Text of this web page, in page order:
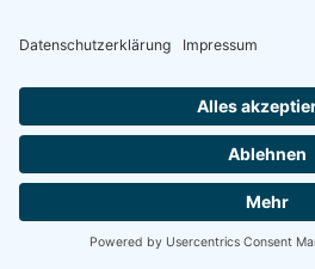
Im Falle einer gemeinsamen
Widerruf Ihrer Einwilligung zur
Viele Datenverarbeitungsvorgänge sind
Einwilligung möglich. Sie können eine
jederzeit widerrufen. Die
erfolgten Datenverarbeitung bleibt